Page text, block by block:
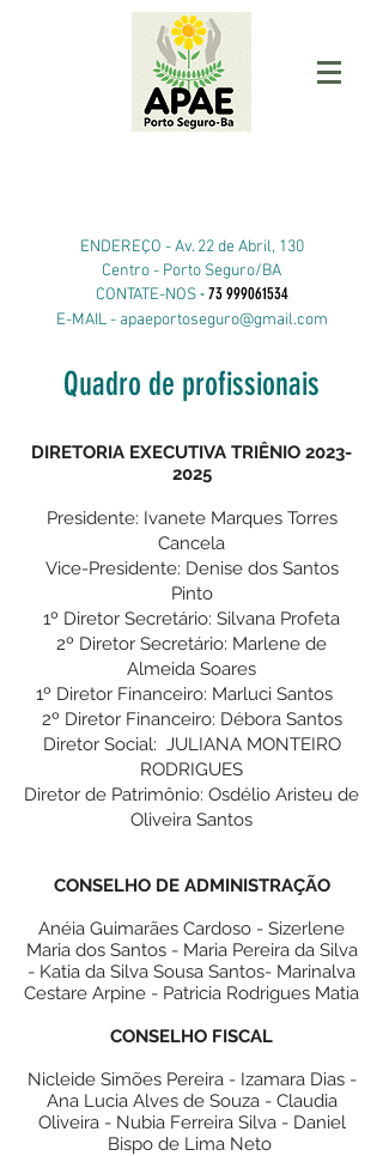
ENDEREÇO -Av. 22 de Abril, 130
Centro - Porto Seguro/BA
CONTATE-NOS- 73 999061534
E-MAIL - apaeportoseguro@gmail.com
Quadro de profissionais
DIRETORIA EXECUTIVA TRIÊNIO 2023-
2025
Presidente: Ivanete Marques Torres
Cancela
Vice-Presidente: Denise dos Santos
Pinto
1º Diretor Secretário: Silvana Profeta
2º Diretor Secretário: Marlene de
Almeida Soares
1º Diretor Financeiro: Marluci Santos
2º Diretor Financeiro: Débora Santos
Diretor Social: JULIANA MONTEIRO
RODRIGUES
Diretor de Patrimônio: Osdélio Aristeu de
Oliveira Santos
CONSELHO DE ADMINISTRAÇÃO
Anéia Guimarães Cardoso - Sizerlene
Maria dos Santos - Maria Pereira da Silva
- Katia da Silva Sousa Santos- Marinalva
Cestare Arpine - Patricia Rodrigues Matia
CONSELHO FISCAL
Nicleide Simões Pereira - Izamara Dias -
Ana Lucia Alves de Souza - Claudia
Oliveira - Nubia Ferreira Silva - Daniel
Bispo de Lima Neto